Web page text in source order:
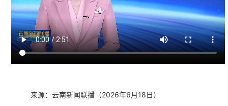
来源：云南新闻联播（2026年6月18日）